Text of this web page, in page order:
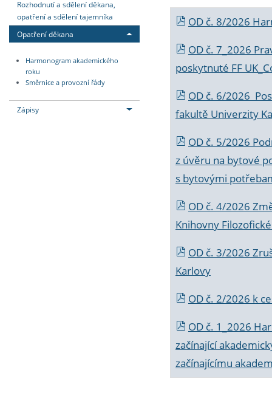
Rozhodnutí a sdělení děkana,
opatření a sdělení tajemníka
Opatření děkana
Harmonogram akademického
roku
Směrnice a provozní řády
Zápisy
OD č. 8/2026
OD č. 7_2026
poskytnuté FF
OD č. 6/2026
fakultě Univerzity
OD č. 5/2026
z úvěru na bytové
s bytovými
OD č. 4/2026
Knihovny
OD č. 3/2026
Karlovy
OD č. 2/2026 k
OD č. 1_2026
začínající
začínajícímu